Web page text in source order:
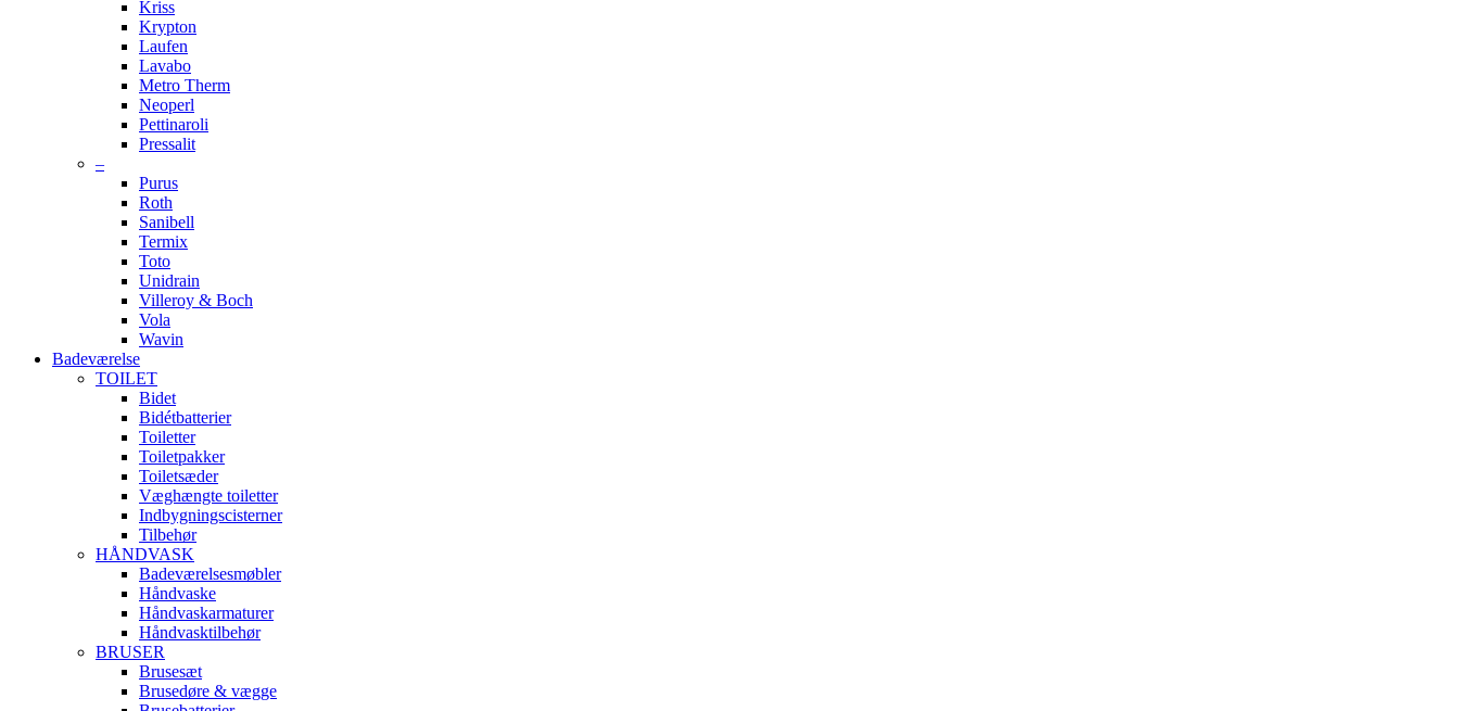
Kriss
Krypton
Laufen
Lavabo
Metro Therm
Neoperl
Pettinaroli
Pressalit
–
Purus
Roth
Sanibell
Termix
Toto
Unidrain
Villeroy & Boch
Vola
Wavin
Badeværelse
TOILET
Bidet
Bidétbatterier
Toiletter
Toiletpakker
Toiletsæder
Væghængte toiletter
Indbygningscisterner
Tilbehør
HÅNDVASK
Badeværelsesmøbler
Håndvaske
Håndvaskarmaturer
Håndvasktilbehør
BRUSER
Brusesæt
Brusedøre & vægge